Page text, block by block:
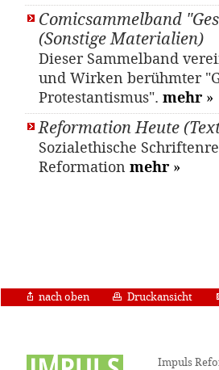
Comicsammelband
(Sonstige Materialien)
Dieser Sammelband
und Wirken berühmter
Protestantismus". mehr »
Reformation Heute
Sozialethische
Reformation mehr »
nach oben Druckansicht
Impuls